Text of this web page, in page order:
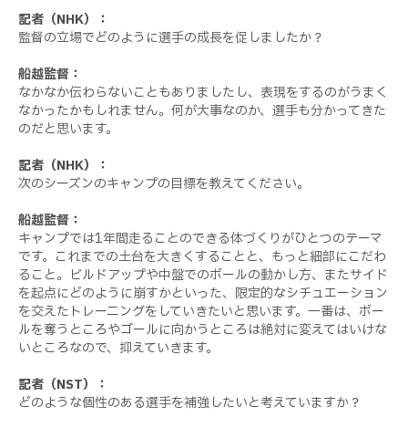
記者（NHK）：
監督の立場でどのように選手の成長を促しましたか？
船越監督：
なかなか伝わらないこともありましたし、表現をするのがうまく
なかったかもしれません。何が大事なのか、選手も分かってきた
のだと思います。
記者（NHK）：
次のシーズンのキャンプの目標を教えてください。
船越監督：
キャンプでは1年間走ることのできる体づくりがひとつのテーマ
です。これまでの土台を大きくすることと、もっと細部にこだわ
ること。ビルドアップや中盤でのボールの動かし方、またサイド
を起点にどのように崩すかといった、限定的なシチュエーション
を交えたトレーニングをしていきたいと思います。一番は、ボー
ルを奪うところやゴールに向かうところは絶対に変えてはいけな
いところなので、抑えていきます。
記者（NST）：
どのような個性のある選手を補強したいと考えていますか？